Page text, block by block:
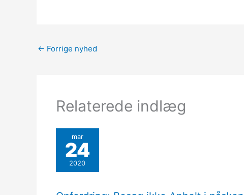
← Forrige nyhed
Relaterede indlæg
mar
24
2020